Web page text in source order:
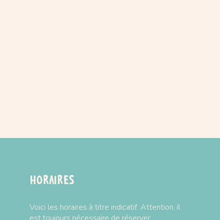
Horaires
Voici les horaires à titre indicatif. Attention, il